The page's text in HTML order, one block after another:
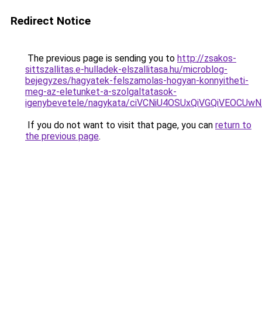
Redirect Notice
The previous page is sending you to http://zsakos-
sittszallitas.e-hulladek-elszallitasa.hu/microblog-
bejegyzes/hagyatek-felszamolas-hogyan-konnyitheti-
meg-az-eletunket-a-szolgaltatasok-
igenybevetele/nagykata/
If you do not want to visit that page, you can return to
the previous page.